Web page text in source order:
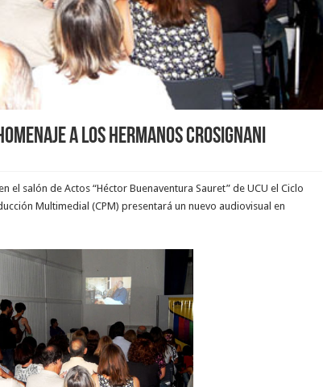
a los hermanos Crosignani
el salón de Actos “Héctor Buenaventura Sauret” de UCU el Ciclo
Multimedial (CPM) presentará un nuevo audiovisual en